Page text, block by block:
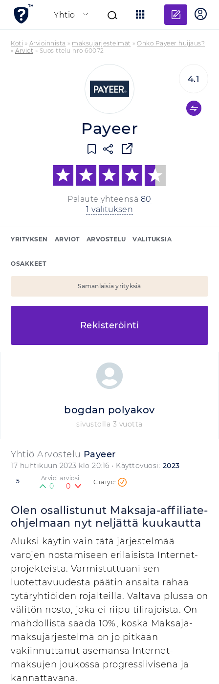
Yhtiö
Lisää
Koti » Arvioinnista » maksujärjestelmät » Onko Payeer huijaus?
» Arviot » Suosittelu nro 60072
Payeer
Palaute yhteensä 80
1 valituksen
4.1
YRITYKSEN ARVIOT ARVOSTELU VALITUKSIA
OSAKKEET
Samanlaisia yrityksiä
Rekisteröinti
Yhtiö Arvostelu Payeer
17 huhtikuun 2023 klo 20:16 • Käyttövuosi: 2023
5 Arvioi arviosi
0 0
Olen osallistunut Maksaja-affiliate-
ohjelmaan nyt neljättä kuukautta
Aluksi käytin vain tätä järjestelmää
varojen nostamiseen erilaisista Internet-
projekteista. Varmistuttuani sen
luotettavuudesta päätin ansaita rahaa
tytäryhtiöiden rojalteilla. Valtava plussa on
välitön nosto, joka ei riipu tilirajoista. On
mahdollista saada 10%, koska Maksaja-
maksujärjestelmä on jo pitkään
vakiinnuttanut asemansa Internet-
maksujen joukossa progressiivisena ja
kannattavana.
bogdan polyakov
sivustolla 3 vuotta